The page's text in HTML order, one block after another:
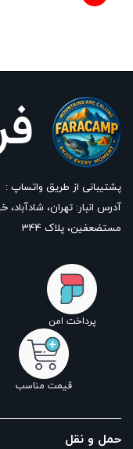
پشتیبانی از طریق واتساپ :
مستضعفین، پلاک 344
پرداخت امن
قیمت مناسب
حمل و نقل